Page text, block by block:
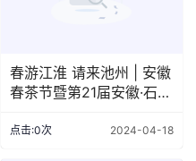
春游江淮 请来池州 | 安徽
春茶节暨第21届安徽·石台
点击:0次 2024-04-18